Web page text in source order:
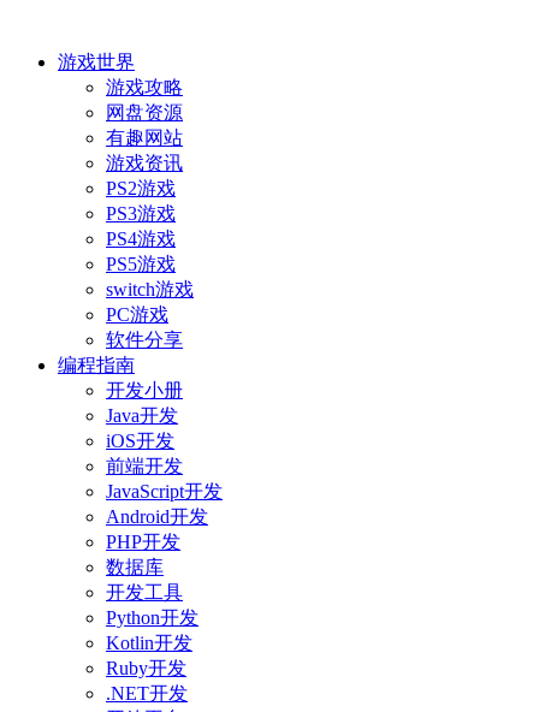
游戏世界
游戏攻略
网盘资源
有趣网站
游戏资讯
PS2游戏
PS3游戏
PS4游戏
PS5游戏
switch游戏
PC游戏
软件分享
编程指南
开发小册
Java开发
iOS开发
前端开发
JavaScript开发
Android开发
PHP开发
数据库
开发工具
Python开发
Kotlin开发
Ruby开发
.NET开发